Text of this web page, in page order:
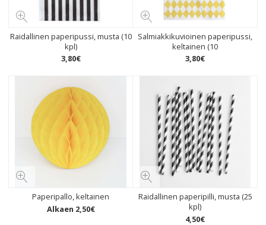
Raidallinen paperipussi, musta (10
kpl)
3,80€
Salmiakkikuvioinen paperipussi,
keltainen (10
3,80€
Paperipallo, keltainen
Alkaen 2,50€
Raidallinen paperipilli, musta (25
kpl)
4,50€